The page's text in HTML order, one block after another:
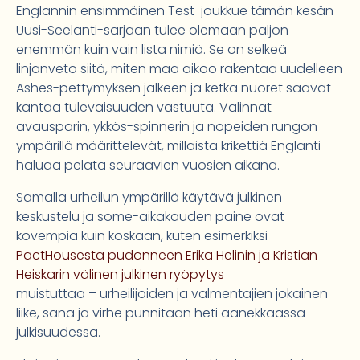
Englannin ensimmäinen Test-joukkue tämän kesän
Uusi-Seelanti-sarjaan tulee olemaan paljon
enemmän kuin vain lista nimiä. Se on selkeä
linjanveto siitä, miten maa aikoo rakentaa uudelleen
Ashes-pettymyksen jälkeen ja ketkä nuoret saavat
kantaa tulevaisuuden vastuuta. Valinnat
avausparin, ykkös-spinnerin ja nopeiden rungon
ympärillä määrittelevät, millaista krikettiä Englanti
haluaa pelata seuraavien vuosien aikana.
Samalla urheilun ympärillä käytävä julkinen
keskustelu ja some-aikakauden paine ovat
kovempia kuin koskaan, kuten esimerkiksi
PactHousesta pudonneen Erika Helinin ja Kristian
Heiskarin välinen julkinen ryöpytys
muistuttaa – urheilijoiden ja valmentajien jokainen
liike, sana ja virhe punnitaan heti äänekkäässä
julkisuudessa.